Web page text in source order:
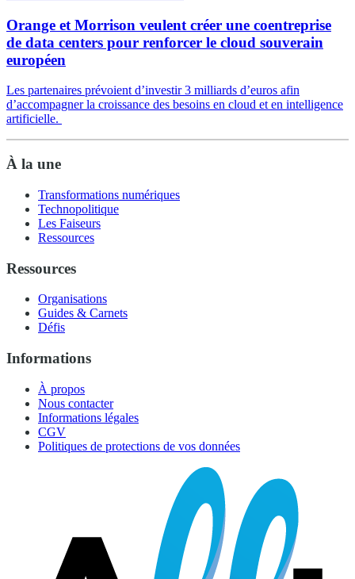
Orange et Morrison veulent créer une coentreprise
de data centers pour renforcer le cloud souverain
européen
Les partenaires prévoient d’investir 3 milliards d’euros afin
d’accompagner la croissance des besoins en cloud et en intelligence
artificielle.
À la une
Transformations numériques
Technopolitique
Les Faiseurs
Ressources
Ressources
Organisations
Guides & Carnets
Défis
Informations
À propos
Nous contacter
Informations légales
CGV
Politiques de protections de vos données